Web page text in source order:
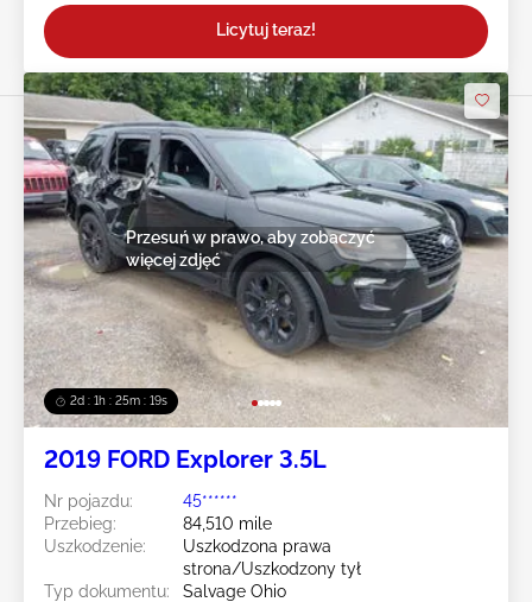
Licytuj teraz!
2d : 1h : 25m : 16s
Przesuń w prawo, aby zobaczyć
więcej zdjęć
2019 FORD Explorer 3.5L
Nr pojazdu:
45******
Przebieg:
84,510 mile
Uszkodzenie:
Uszkodzona prawa
strona/Uszkodzony tył
Typ dokumentu:
Salvage Ohio